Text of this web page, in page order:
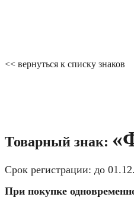
<< вернуться к списку знаков
Товарный знак:
Срок регистрации: до
При покупке